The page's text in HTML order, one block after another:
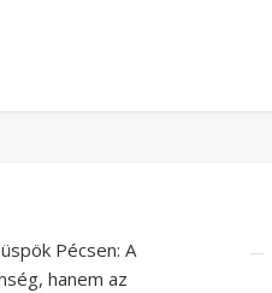
Pécsen: A
hanem az